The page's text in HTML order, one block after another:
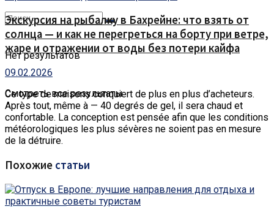
Нет результатов
Смотреть все результаты
Экскурсия на рыбалку в Бахрейне: что взять от
солнца — и как не перегреться на борту при ветре,
жаре и отражении от воды без потери кайфа
09.02.2026
Ce type de maisons conquiert de plus en plus d’acheteurs.
Après tout, même à — 40 degrés de gel, il sera chaud et
confortable. La conception est pensée afin que les conditions
météorologiques les plus sévères ne soient pas en mesure
de la détruire.
Похожие статьи